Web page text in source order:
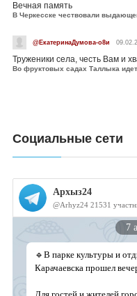
Вечная память
@ЕкатеринаДумова-о8и
Труженики села, честь Вам и
Во фруктовых садах Таллыка
Социальные сети